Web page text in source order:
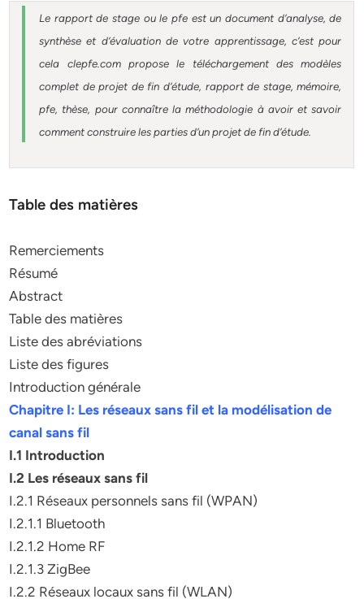
Le rapport de stage ou le pfe est un document d’analyse, de
synthèse et d’évaluation de votre apprentissage, c’est pour
cela clepfe.com propose le téléchargement des modèles
complet de projet de fin d’étude, rapport de stage, mémoire,
pfe, thèse, pour connaître la méthodologie à avoir et savoir
comment construire les parties d’un projet de fin d’étude.
Table des matières
Remerciements
Résumé
Abstract
Table des matières
Liste des abréviations
Liste des figures
Introduction générale
Chapitre I: Les réseaux sans fil et la modélisation de
canal sans fil
I.1 Introduction
I.2 Les réseaux sans fil
I.2.1 Réseaux personnels sans fil (WPAN)
I.2.1.1 Bluetooth
I.2.1.2 Home RF
I.2.1.3 ZigBee
I.2.2 Réseaux locaux sans fil (WLAN)